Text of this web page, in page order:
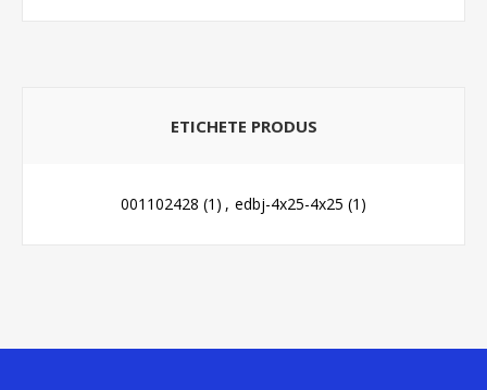
ETICHETE PRODUS
001102428 (1) , edbj-4x25-4x25 (1)